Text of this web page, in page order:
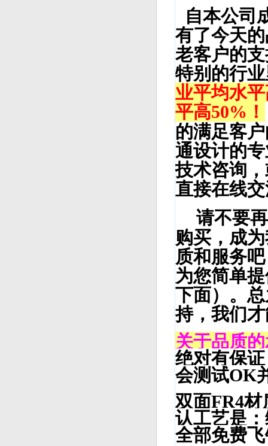
自本公司
有了今天
老客户的
特别的行
业平均水
平高50%！
的满足客
通设计的
技术咨询
直接在线
请不要
购买，成
质和服务
为您简单
下面）。
持，我们
关于品质
绝对有保
会测试OK
双面FR4
认工艺是
全部免费